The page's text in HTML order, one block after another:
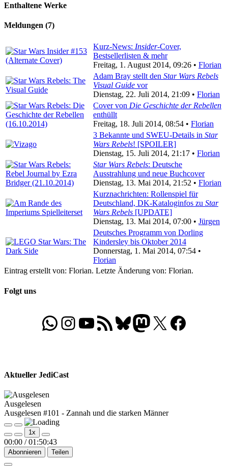
Enthaltene Werke
Meldungen (7)
Kurz-News: Insider-Cover,
Bestsellerlisten & mehr
Freitag, 1. August 2014, 09:26 • Florian
Adam Bray stellt den Star Wars Rebels
Visual Guide vor
Dienstag, 22. Juli 2014, 21:09 • Florian
Cover von Die Geschichte der Rebellen
enthüllt
Freitag, 18. Juli 2014, 08:54 • Florian
3 Bekannte und SWEU-Details in Star
Wars Rebels! [SPOILER]
Dienstag, 15. Juli 2014, 21:17 • Florian
Star Wars Rebels: Deutsche
Ausstrahlung und neue Buchcover
Dienstag, 13. Mai 2014, 21:52 • Florian
Kurznachrichten: Rollenspiel für
Deutschland, DK-Kataloginfos zu Star
Wars Rebels [UPDATE]
Dienstag, 13. Mai 2014, 07:00 • Jürgen
Deutsches Programm von Dorling
Kindersley bis Oktober 2014
Donnerstag, 1. Mai 2014, 07:54 •
Florian
Eintrag erstellt von: Florian. Letzte Änderung von: Florian.
Folgt uns
WhatsApp
Folgt uns auf Instagram
Besucht unseren YouTube-Kanal
RSS-FeedBluesky
Folgt uns auf Mastodon
X Folgt uns auf
Aktueller JediCast
Ausgelesen
Ausgelesen #101 - Zannah und die starken Männer
Play
Episode
Pause
Episode
1x
00:00 / 01:50:43
Abonnieren Teilen